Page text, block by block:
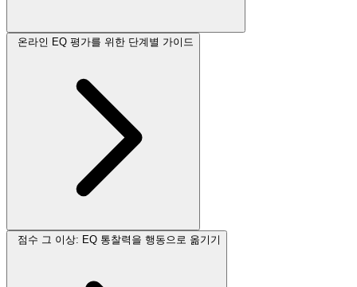
온라인 EQ 평가를 위한 단계별 가이드
점수 그 이상: EQ 통찰력을 행동으로 옮기기